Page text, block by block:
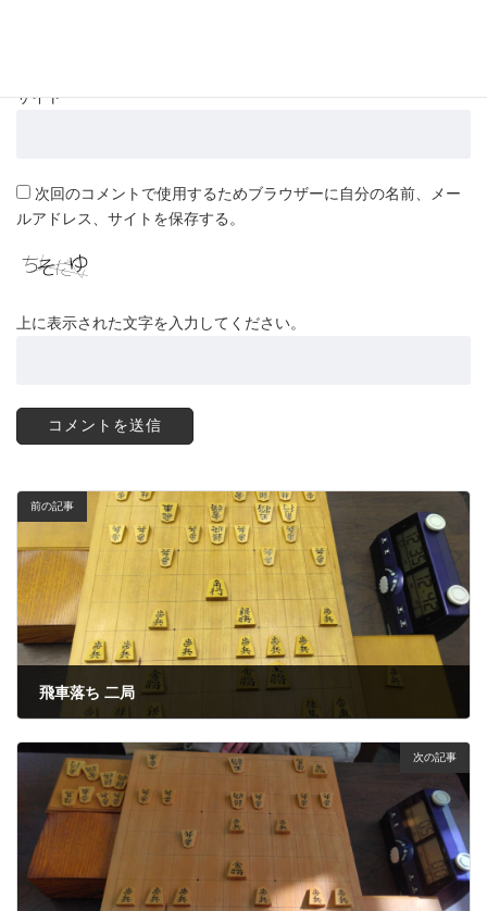
サイト
次回のコメントで使用するためブラウザーに自分の名前、メー
ルアドレス、サイトを保存する。
上に表示された文字を入力してください。
前の記事
飛車落ち 二局
次の記事